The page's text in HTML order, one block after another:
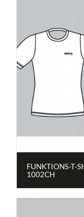
FUNKTIONS-T-
1002CH